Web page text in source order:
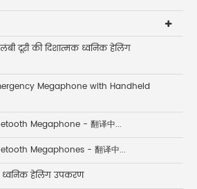
दूरी की दिशात्मक ध्वनिक हेलिंग
Megaphone with Handheld
Megaphone - 翻译中...
Megaphones - 翻译中...
ध्वनिक हेलिंग उपकरण